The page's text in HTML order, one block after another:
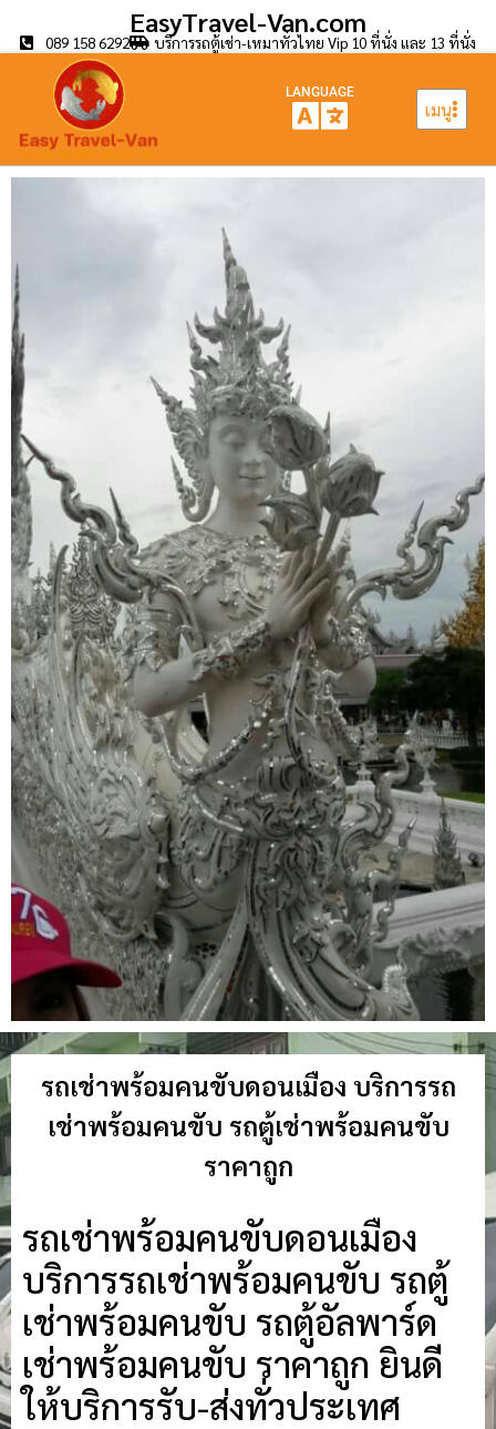
EasyTravel-Van.com
089 158 6292 บริการรถตู้เช่า-เหมาทั่วไทย Vip 10 ที่นั่ง และ 13 ที่นั่ง
เมนู
LANGUAGE
รถเช่าพร้อมคนขับดอนเมือง บริการรถ
เช่าพร้อมคนขับ รถตู้เช่าพร้อมคนขับ
ราคาถูก
รถเช่าพร้อมคนขับดอนเมือง
บริการรถเช่าพร้อมคนขับ รถตู้
เช่าพร้อมคนขับ รถตู้อัลพาร์ด
เช่าพร้อมคนขับ ราคาถูก ยินดี
ให้บริการรับ-ส่งทั่วประเทศ